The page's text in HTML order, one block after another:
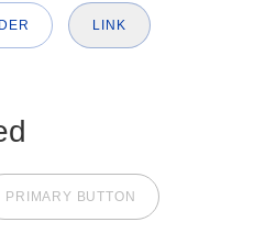
LINK
PRIMARY BUTTON